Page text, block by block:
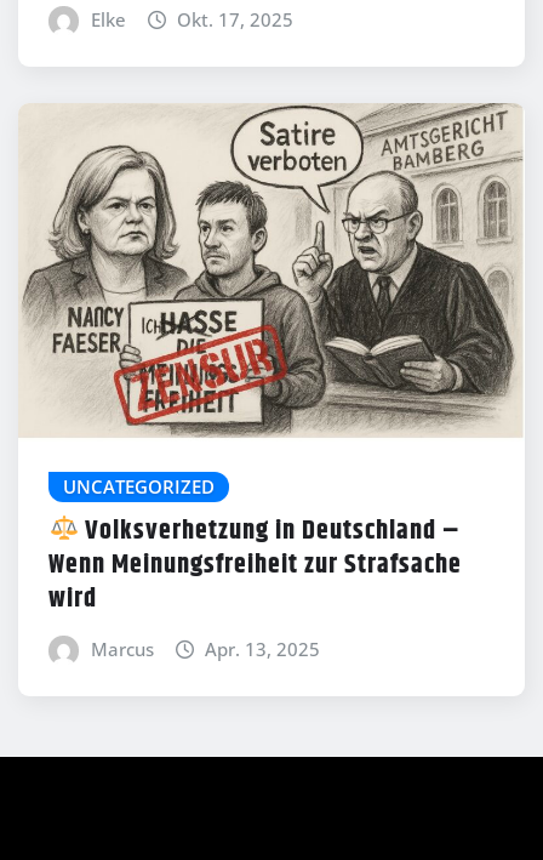
Elke Okt. 17, 2025
UNCATEGORIZED
Volksverhetzung in Deutschland –
Wenn Meinungsfreiheit zur Strafsache
wird
Marcus Apr. 13, 2025